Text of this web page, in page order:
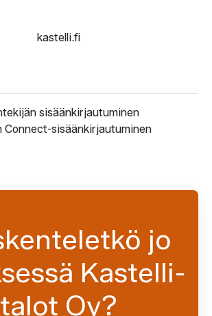
kastelli.fi
sisäänkirjautuminen
Connect-sisäänkirjautuminen
jo
Kastelli-
talot Oy?